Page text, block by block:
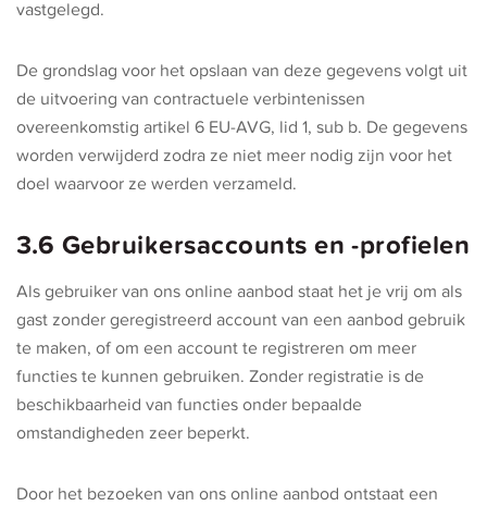
vastgelegd.
De grondslag voor het opslaan van deze gegevens volgt uit
de uitvoering van contractuele verbintenissen
overeenkomstig artikel 6 EU-AVG, lid 1, sub b. De gegevens
worden verwijderd zodra ze niet meer nodig zijn voor het
doel waarvoor ze werden verzameld.
3.6 Gebruikersaccounts en -profielen
Als gebruiker van ons online aanbod staat het je vrij om als
gast zonder geregistreerd account van een aanbod gebruik
te maken, of om een account te registreren om meer
functies te kunnen gebruiken. Zonder registratie is de
beschikbaarheid van functies onder bepaalde
omstandigheden zeer beperkt.
Door het bezoeken van ons online aanbod ontstaat een